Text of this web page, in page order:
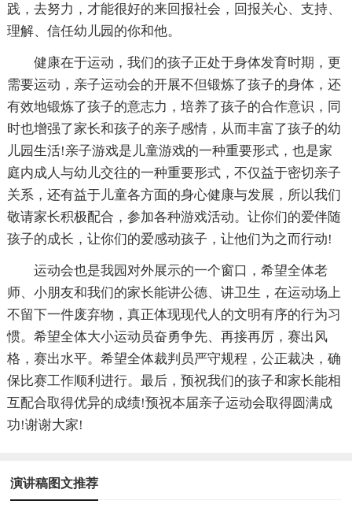
践，去努力，才能很好的来回报社会，回报关心、支持、
理解、信任幼儿园的你和他。
健康在于运动，我们的孩子正处于身体发育时期，更
需要运动，亲子运动会的开展不但锻炼了孩子的身体，还
有效地锻炼了孩子的意志力，培养了孩子的合作意识，同
时也增强了家长和孩子的亲子感情，从而丰富了孩子的幼
儿园生活!亲子游戏是儿童游戏的一种重要形式，也是家
庭内成人与幼儿交往的一种重要形式，不仅益于密切亲子
关系，还有益于儿童各方面的身心健康与发展，所以我们
敬请家长积极配合，参加各种游戏活动。让你们的爱伴随
孩子的成长，让你们的爱感动孩子，让他们为之而行动!
运动会也是我园对外展示的一个窗口，希望全体老
师、小朋友和我们的家长能讲公德、讲卫生，在运动场上
不留下一件废弃物，真正体现现代人的文明有序的行为习
惯。希望全体大小运动员奋勇争先、再接再厉，赛出风
格，赛出水平。希望全体裁判员严守规程，公正裁决，确
保比赛工作顺利进行。最后，预祝我们的孩子和家长能相
互配合取得优异的成绩!预祝本届亲子运动会取得圆满成
功!谢谢大家!
演讲稿图文推荐